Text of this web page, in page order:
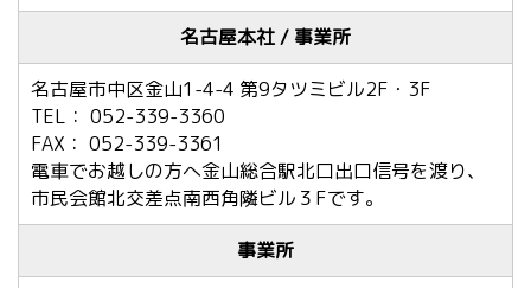
名古屋本社 / 事業所
名古屋市中区金山1-4-4 第9タツミビル2F・3F
TEL： 052-339-3360
FAX： 052-339-3361
電車でお越しの方へ金山総合駅北口出口信号を渡り、
市民会館北交差点南西角隣ビル３Fです。
事業所